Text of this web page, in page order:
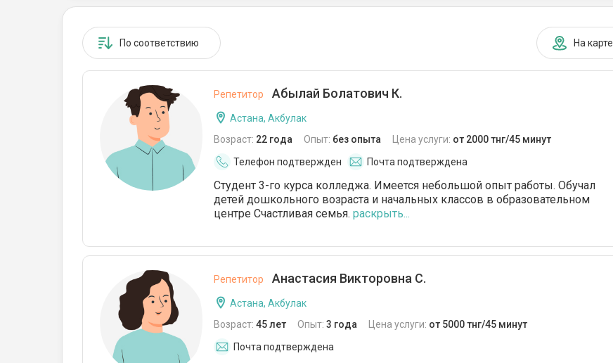
По соответствию На карте
Репетитор Абылай Болатович К.
Астана, Акбулак
Возраст: 22 года Опыт: без опыта Цена услуги: от 2000 тнг/45 минут
Телефон подтвержден
Почта подтверждена
Студент 3-го курса колледжа. Имеется небольшой опыт работы. Обучал
детей дошкольного возраста и начальных классов в образовательном
центре Счастливая семья. раскрыть...
Репетитор Анастасия Викторовна С.
Астана, Акбулак
Возраст: 45 лет Опыт: 3 года Цена услуги: от 5000 тнг/45 минут
Почта подтверждена